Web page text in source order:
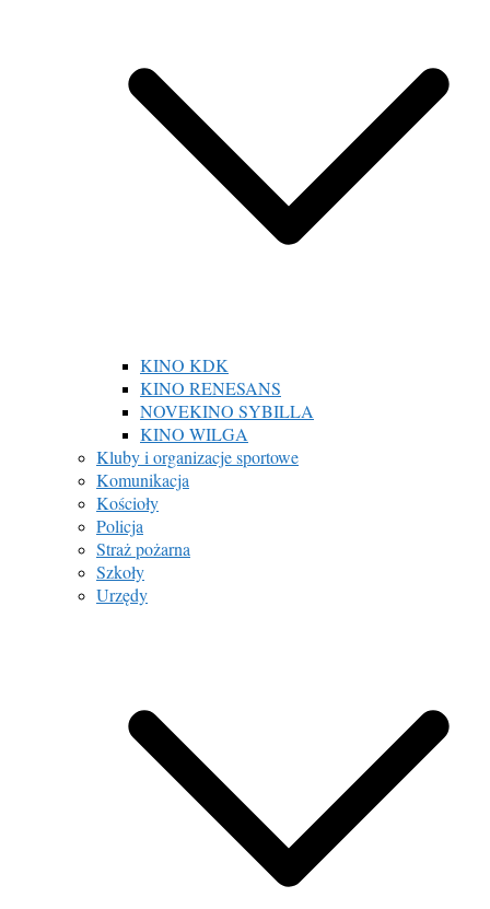
KINO KDK
KINO RENESANS
NOVEKINO SYBILLA
KINO WILGA
Kluby i organizacje sportowe
Komunikacja
Kościoły
Policja
Straż pożarna
Szkoły
Urzędy